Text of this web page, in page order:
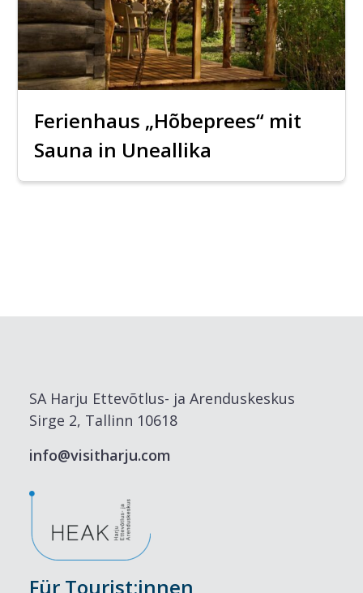
Ferienhaus „Hõbeprees“ mit
Sauna in Uneallika
SA Harju Ettevõtlus- ja Arenduskeskus
Sirge 2, Tallinn 10618
info@visitharju.com
Für Tourist:innen